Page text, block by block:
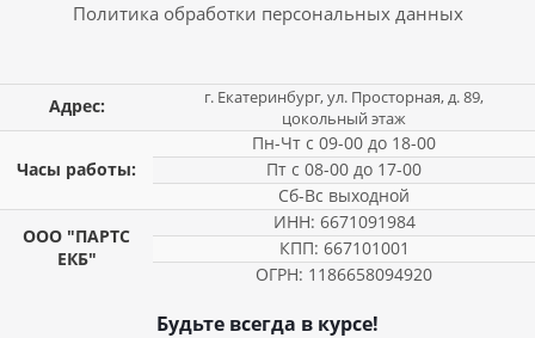
Политика обработки персональных данных
Адрес:
г. Екатеринбург, ул. Просторная, д. 89,
цокольный этаж
Часы работы:
Пн-Чт с 09-00 до 18-00
Пт с 08-00 до 17-00
Сб-Вс выходной
ООО "ПАРТС
ЕКБ"
ИНН: 6671091984
КПП: 667101001
ОГРН: 1186658094920
Будьте всегда в курсе!